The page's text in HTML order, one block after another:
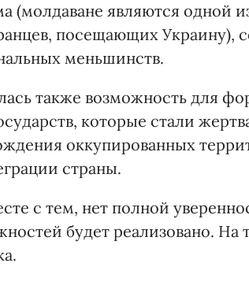
(молдаване являются одной
посещающих Украину),
меньшинств.
также возможность для
которые стали
оккупированных
страны.
с тем, нет полной
будет реализовано. На